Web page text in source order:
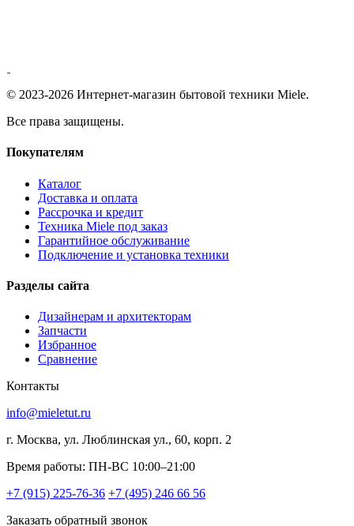
© 2023-2026 Интернет-магазин бытовой техники Miele.
Все права защищены.
Покупателям
Каталог
Доставка и оплата
Рассрочка и кредит
Техника Miele под заказ
Гарантийное обслуживание
Подключение и установка техники
Разделы сайта
Дизайнерам и архитекторам
Запчасти
Избранное
Сравнение
Контакты
info@mieletut.ru
г. Москва, ул. Люблинская ул., 60, корп. 2
Время работы: ПН-ВС 10:00–21:00
+7 (915) 225-76-36 +7 (495) 246 66 56
Заказать обратный звонок